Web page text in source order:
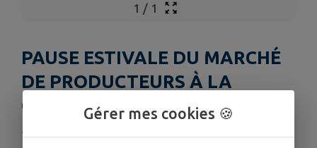
1 / 1
PAUSE ESTIVALE DU MARCHÉ
DE PRODUCTEURS À LA
CROIX-BLANCHE
Publié le mercredi 08 juillet 2026 - La Croix-Blanche
Gérer mes cookies 🍪